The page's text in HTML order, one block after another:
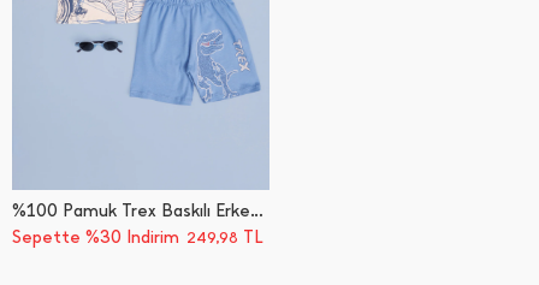
%100 Pamuk Trex Baskılı Erkek Çocuk 2 Li Takım
Sepette %30 İndirim 249,98 TL